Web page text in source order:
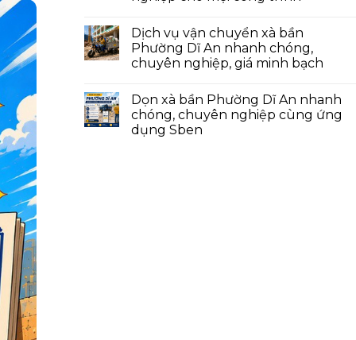
Dịch vụ vận chuyển xà bần
Phường Dĩ An nhanh chóng,
chuyên nghiệp, giá minh bạch
Dọn xà bần Phường Dĩ An nhanh
chóng, chuyên nghiệp cùng ứng
dụng Sben